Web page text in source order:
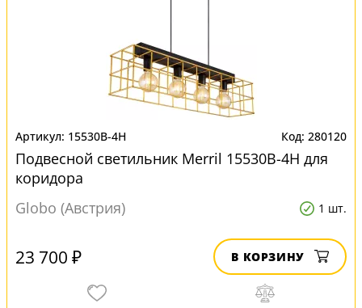
15530B-4H 280120
Подвесной светильник Merril 15530B-4H для
коридора
Globo (Австрия)
1 шт.
23 700 ₽ В КОРЗИНУ